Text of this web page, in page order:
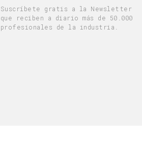
Suscríbete gratis a la Newsletter
que reciben a diario más de 50.000
profesionales de la industria.